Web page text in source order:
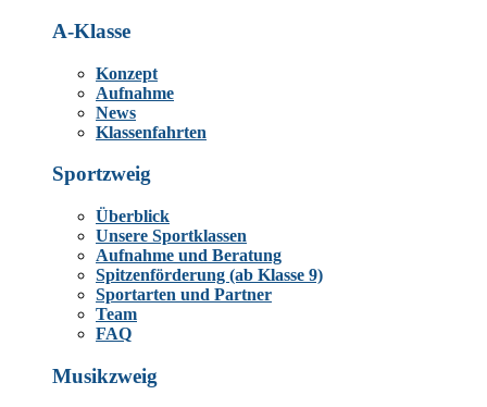
A-Klasse
Konzept
Aufnahme
News
Klassenfahrten
Sportzweig
Überblick
Unsere Sportklassen
Aufnahme und Beratung
Spitzenförderung (ab Klasse 9)
Sportarten und Partner
Team
FAQ
Musikzweig